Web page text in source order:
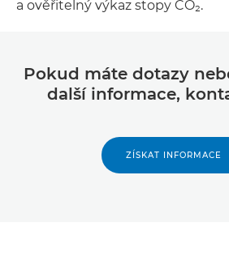
a ověřitelný výkaz stopy CO₂.
Pokud máte dotazy
další informace,
ZÍSKAT INFORMACE